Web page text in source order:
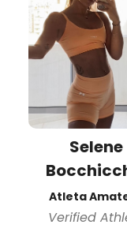
Selene
Atleta
Verified